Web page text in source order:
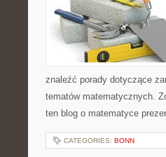
znaleźć porady dotyczące
tematów matematycznych.
ten blog o matematyce
CATEGORIES: BONN